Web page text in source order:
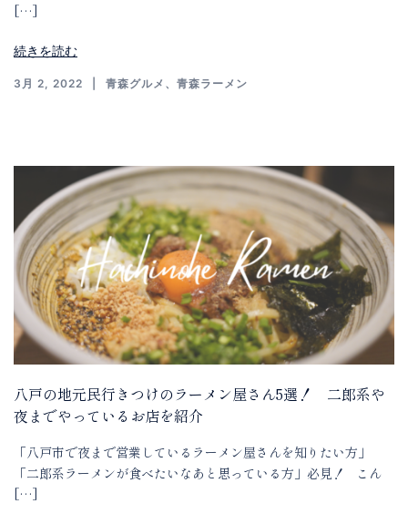
[…]
続きを読む
3月 2, 2022 青森グルメ 、 青森ラーメン
八戸の地元民行きつけのラーメン屋さん5選！ 二郎系や
夜までやっているお店を紹介
「八戸市で夜まで営業しているラーメン屋さんを知りたい方」
「二郎系ラーメンが食べたいなあと思っている方」必見！ こん
[…]